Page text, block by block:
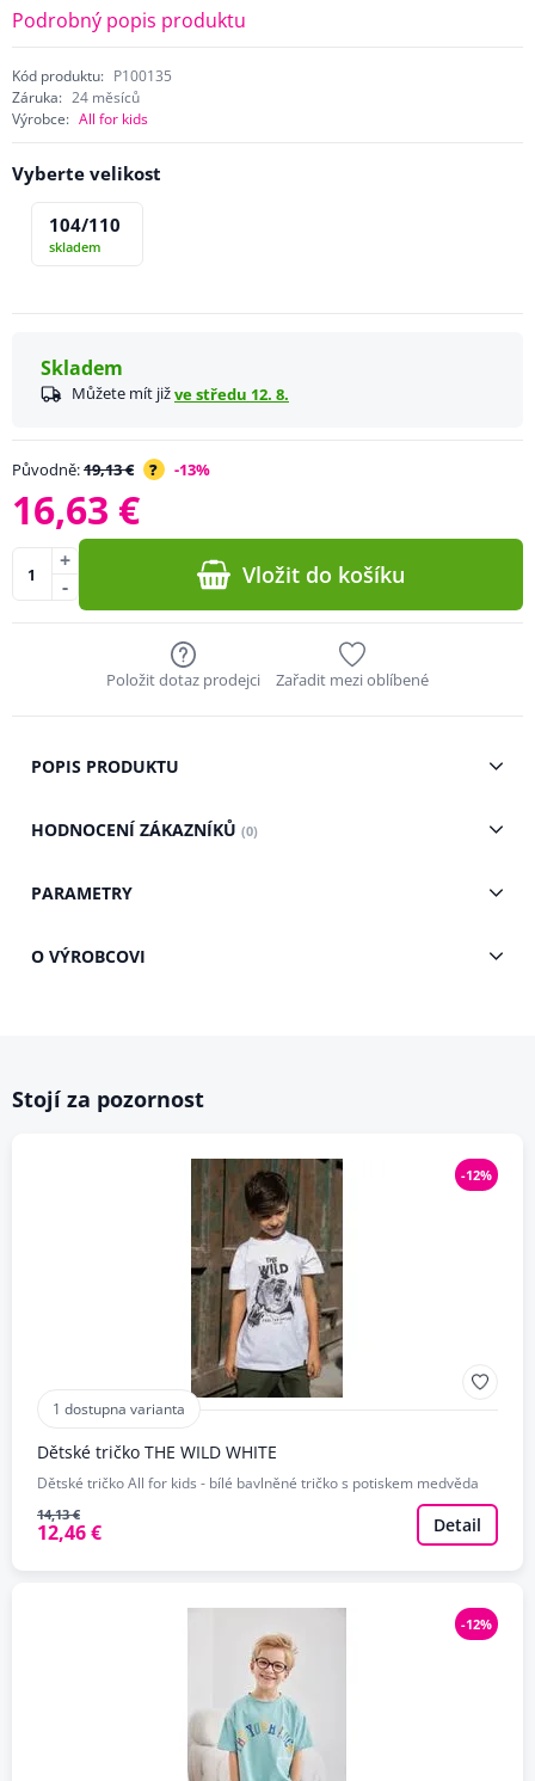
Podrobný popis produktu
Kód produktu: P100135
Záruka: 24 měsíců
Výrobce: All for kids
Vyberte velikost
104/110
skladem
Skladem
Můžete mít jižve středu 12. 8.
Původně:19,13 € ? -13%
16,63 €
-
+ Vložit do košíku
Položit dotaz prodejci Zařadit mezi oblíbené
POPIS PRODUKTU
HODNOCENÍ ZÁKAZNÍKŮ (0)
PARAMETRY
O VÝROBCOVI
Stojí za pozornost
-12%
1 dostupna varianta
Dětské tričko THE WILD WHITE
Dětské tričko All for kids - bílé bavlněné tričko s potiskem medvěda
14,13 €
12,46 € Detail
-12%